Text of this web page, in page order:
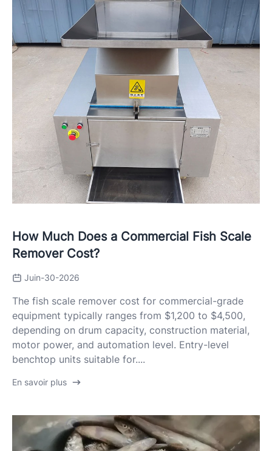
How Much Does a Commercial Fish Scale
Remover Cost?
Juin-30-2026
The fish scale remover cost for commercial-grade
equipment typically ranges from $1,200 to $4,500,
depending on drum capacity, construction material,
motor power, and automation level. Entry-level
benchtop units suitable for....
En savoir plus